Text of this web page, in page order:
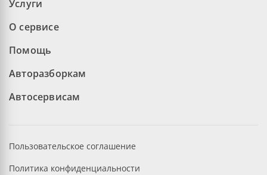
Услуги
О сервисе
Помощь
Авторазборкам
Автосервисам
Пользовательское соглашение
Политика конфиденциальности